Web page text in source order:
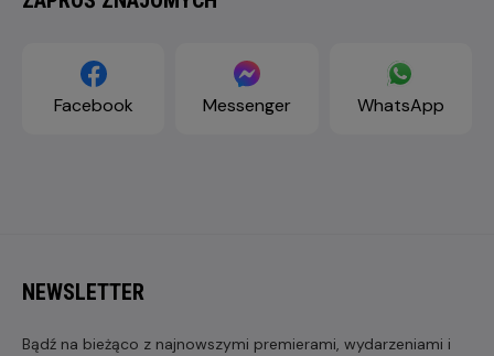
Facebook Messenger WhatsApp
NEWSLETTER
Bądź na bieżąco z najnowszymi premierami, wydarzeniami i